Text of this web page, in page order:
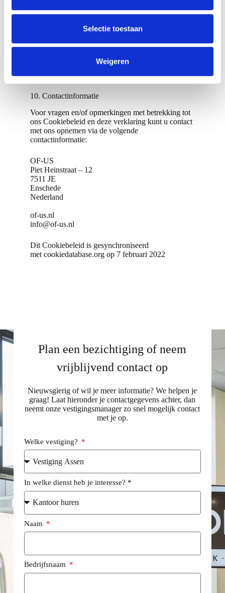
Selectie toestaan
Weigeren
contact met ons opnemen. Zie hiervoor de
u een klacht over hoe we met uw gegevens
omgaan, dan horen wij dit graag van u, maar u
heeft ook het recht om een klacht in te dienen bij de
toezichthouder (de autoriteit persoonsgegevens).
10. Contactinformatie
Voor vragen en/of opmerkingen met betrekking tot
ons Cookiebeleid en deze verklaring kunt u contact
met ons opnemen via de volgende
contactinformatie:
OF-US
Piet Heinstraat – 12
7511 JE
Enschede
Nederland
of-us.nl
info@of-us.nl
Dit Cookiebeleid is gesynchroniseerd
met cookiedatabase.org op 7 februari 2022
Plan een bezichtiging of neem
vrijblijvend contact op
Nieuwsgierig of wil je meer informatie? We helpen je
graag! Laat hieronder je contactgegevens achter, dan
neemt onze vestigingsmanager zo snel mogelijk contact
met je op.
Welke vestiging?
In welke dienst heb je interesse? *
Naam
Bedrijfsnaam